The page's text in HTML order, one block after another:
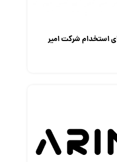
استخدام شرکت امیر